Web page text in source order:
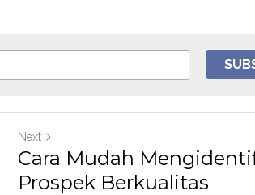
Next
Cara Mudah
Prospek Berkualitas